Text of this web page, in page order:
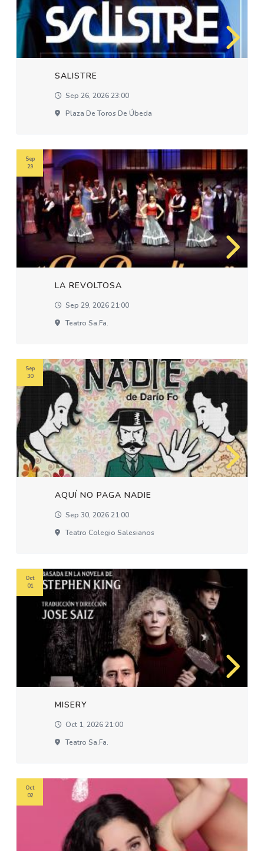
SALISTRE
Sep 26, 2026 23:00
Plaza De Toros De Úbeda
LA REVOLTOSA
Sep 29, 2026 21:00
Teatro Sa.fa.
Sep
29
AQUÍ NO PAGA NADIE
Sep 30, 2026 21:00
Teatro Colegio Salesianos
Sep
30
MISERY
Oct 1, 2026 21:00
Teatro Sa.fa.
Oct
01
Oct
02